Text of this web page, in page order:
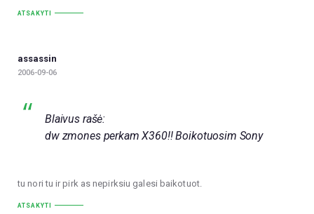
ATSAKYTI
assassin
2006-09-06
Blaivus rašė:
dw zmones perkam X360!! Boikotuosim Sony
tu nori tu ir pirk as nepirksiu galesi baikotuot.
ATSAKYTI